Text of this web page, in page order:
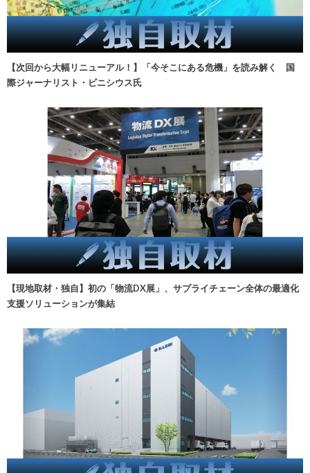
【次回から大幅リニューアル！】「今そこにある危機」を読み解く 国
際ジャーナリスト・ビニシウス氏
【現地取材・独自】初の「物流DX展」、サプライチェーン全体の最適化
支援ソリューションが集結